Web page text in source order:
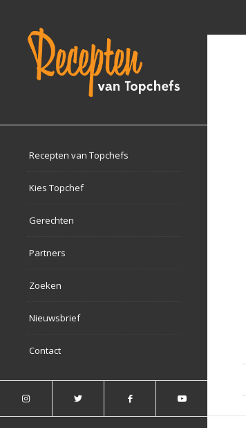
Recepten van Topchefs
Kies Topchef
Gerechten
Partners
Zoeken
Nieuwsbrief
Contact